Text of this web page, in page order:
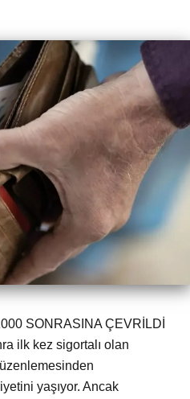
SONRASINA ÇEVRİLDİ
ilk kez sigortalı olan
yaşıyor. Ancak